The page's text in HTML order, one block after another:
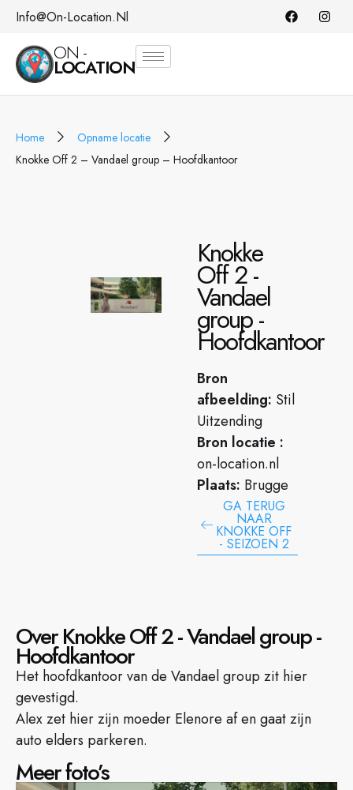
Info@on-Location.nl
ON -
LOCATION
Home
Opname locatie
Knokke Off 2 – Vandael group – Hoofdkantoor
Knokke
Off 2 -
Vandael
group -
Hoofdkantoor
Bron
afbeelding: Stil
Uitzending
Bron locatie :
on-location.nl
Plaats: Brugge
GA TERUG
NAAR
KNOKKE OFF
- SEIZOEN 2
Over Knokke Off 2 - Vandael group -
Hoofdkantoor
Het hoofdkantoor van de Vandael group zit hier
gevestigd.
Alex zet hier zijn moeder Elenore af en gaat zijn
auto elders parkeren.
Meer foto’s